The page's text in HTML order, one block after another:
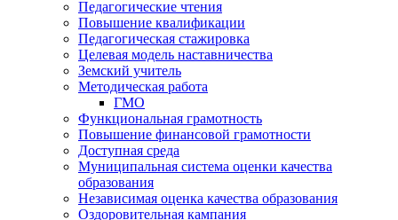
Педагогические чтения
Повышение квалификации
Педагогическая стажировка
Целевая модель наставничества
Земский учитель
Методическая работа
ГМО
Функциональная грамотность
Повышение финансовой грамотности
Доступная среда
Муниципальная система оценки качества
образования
Независимая оценка качества образования
Оздоровительная кампания